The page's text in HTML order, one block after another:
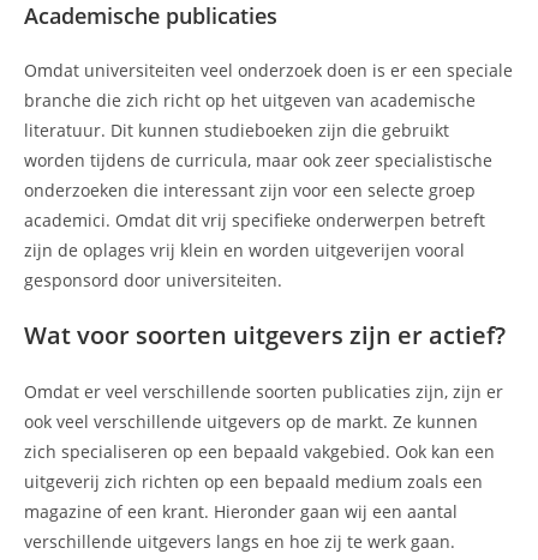
Academische publicaties
Omdat universiteiten veel onderzoek doen is er een speciale
branche die zich richt op het uitgeven van academische
literatuur. Dit kunnen studieboeken zijn die gebruikt
worden tijdens de curricula, maar ook zeer specialistische
onderzoeken die interessant zijn voor een selecte groep
academici. Omdat dit vrij specifieke onderwerpen betreft
zijn de oplages vrij klein en worden uitgeverijen vooral
gesponsord door universiteiten.
Wat voor soorten uitgevers zijn er actief?
Omdat er veel verschillende soorten publicaties zijn, zijn er
ook veel verschillende uitgevers op de markt. Ze kunnen
zich specialiseren op een bepaald vakgebied. Ook kan een
uitgeverij zich richten op een bepaald medium zoals een
magazine of een krant. Hieronder gaan wij een aantal
verschillende uitgevers langs en hoe zij te werk gaan.